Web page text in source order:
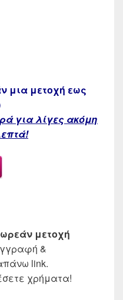
μια μετοχή εως
για λίγες ακόμη
μετοχή
&
link.
χρήματα!